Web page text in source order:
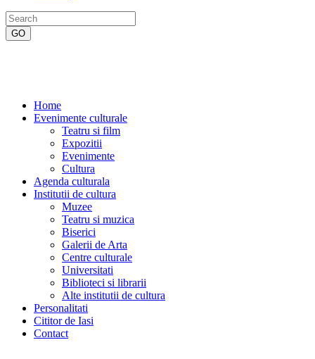
Home
Evenimente culturale
Teatru si film
Expozitii
Evenimente
Cultura
Agenda culturala
Institutii de cultura
Muzee
Teatru si muzica
Biserici
Galerii de Arta
Centre culturale
Universitati
Biblioteci si librarii
Alte institutii de cultura
Personalitati
Cititor de Iasi
Contact